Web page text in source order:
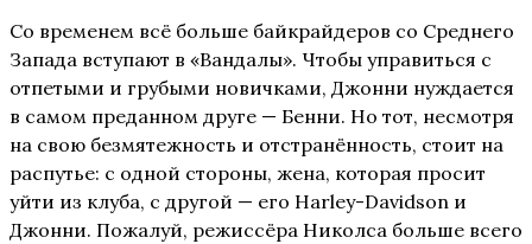
Со временем всё больше байкрайдеров со Среднего
Запада вступают в «Вандалы». Чтобы управиться с
отпетыми и грубыми новичками, Джонни нуждается
в самом преданном друге — Бенни. Но тот, несмотря
на свою безмятежность и отстранённость, стоит на
распутье: с одной стороны, жена, которая просит
уйти из клуба, с другой — его Harley-Davidson и
Джонни. Пожалуй, режиссёра Николса больше всего